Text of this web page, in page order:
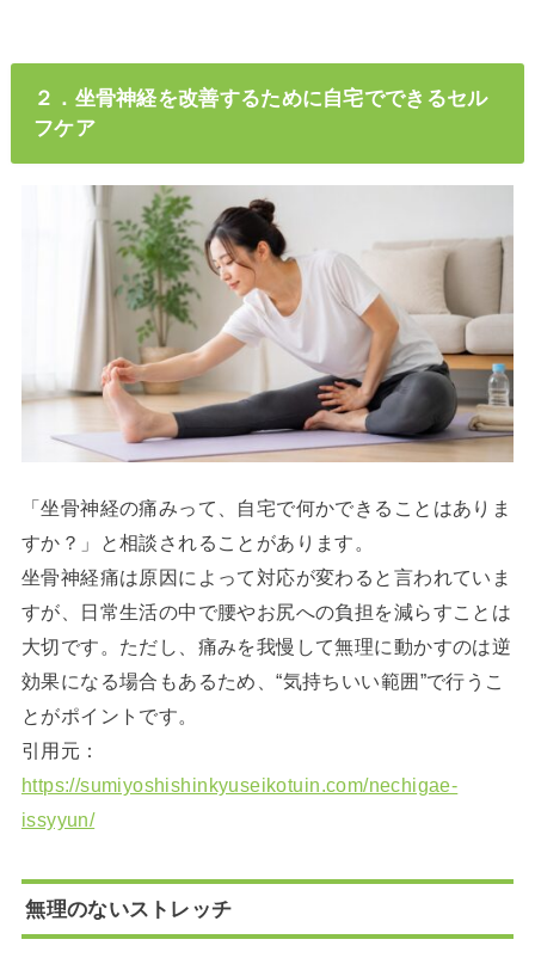
２．坐骨神経を改善するために自宅でできるセル
フケア
「坐骨神経の痛みって、自宅で何かできることはありま
すか？」と相談されることがあります。
坐骨神経痛は原因によって対応が変わると言われていま
すが、日常生活の中で腰やお尻への負担を減らすことは
大切です。ただし、痛みを我慢して無理に動かすのは逆
効果になる場合もあるため、“気持ちいい範囲”で行うこ
とがポイントです。
引用元：
https://sumiyoshishinkyuseikotuin.com/nechigae-
issyyun/
無理のないストレッチ